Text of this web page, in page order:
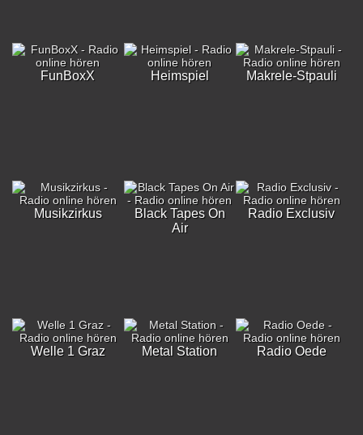
FunBoxX Heimspiel Makrele-Stpauli
Musikzirkus
Black Tapes On
Air
Radio Exclusiv
Welle 1 Graz Metal Station Radio Oede